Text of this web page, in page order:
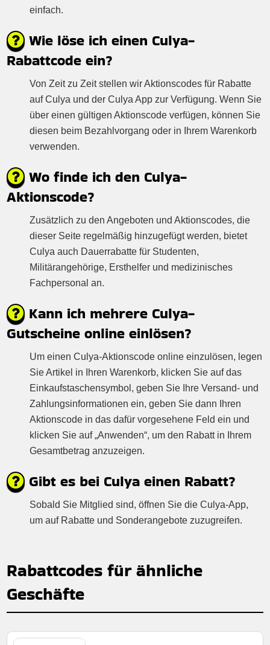
einfach.
Wie löse ich einen Culya-
Rabattcode ein?
Von Zeit zu Zeit stellen wir Aktionscodes für Rabatte
auf Culya und der Culya App zur Verfügung. Wenn Sie
über einen gültigen Aktionscode verfügen, können Sie
diesen beim Bezahlvorgang oder in Ihrem Warenkorb
verwenden.
Wo finde ich den Culya-
Aktionscode?
Zusätzlich zu den Angeboten und Aktionscodes, die
dieser Seite regelmäßig hinzugefügt werden, bietet
Culya auch Dauerrabatte für Studenten,
Militärangehörige, Ersthelfer und medizinisches
Fachpersonal an.
Kann ich mehrere Culya-
Gutscheine online einlösen?
Um einen Culya-Aktionscode online einzulösen, legen
Sie Artikel in Ihren Warenkorb, klicken Sie auf das
Einkaufstaschensymbol, geben Sie Ihre Versand- und
Zahlungsinformationen ein, geben Sie dann Ihren
Aktionscode in das dafür vorgesehene Feld ein und
klicken Sie auf „Anwenden“, um den Rabatt in Ihrem
Gesamtbetrag anzuzeigen.
Gibt es bei Culya einen Rabatt?
Sobald Sie Mitglied sind, öffnen Sie die Culya-App,
um auf Rabatte und Sonderangebote zuzugreifen.
Rabattcodes für ähnliche
Geschäfte